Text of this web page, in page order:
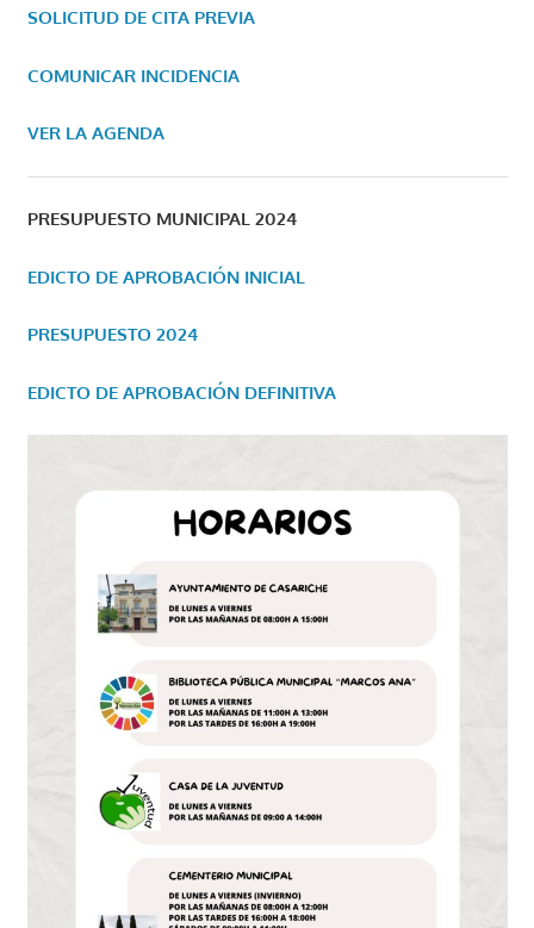
SOLICITUD DE CITA PREVIA
COMUNICAR INCIDENCIA
VER LA AGENDA
PRESUPUESTO MUNICIPAL 2024
EDICTO DE APROBACIÓN INICIAL
PRESUPUESTO 2024
EDICTO DE APROBACIÓN DEFINITIVA